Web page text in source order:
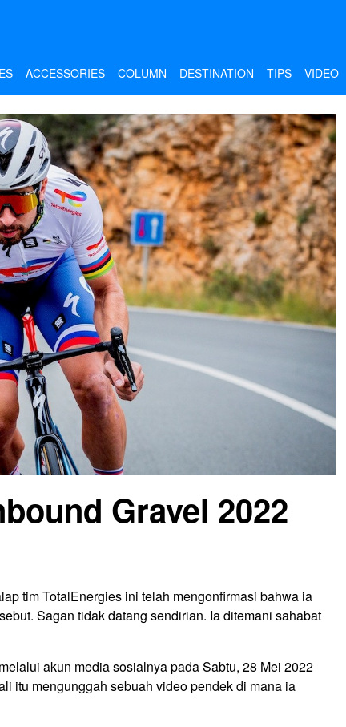
ACCESSORIES COLUMN DESTINATION TIPS VIDEO
Gravel 2022
tim TotalEnergies ini telah mengonfirmasi bahwa ia
Sagan tidak datang sendirian. Ia ditemani sahabat
akun media sosialnya pada Sabtu, 28 Mei 2022
itu mengunggah sebuah video pendek di mana ia